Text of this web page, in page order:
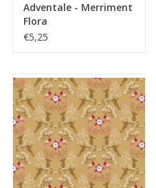
Adventale - Merriment
Flora
€5,25